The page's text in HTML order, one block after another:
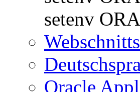
setenv
Oracle